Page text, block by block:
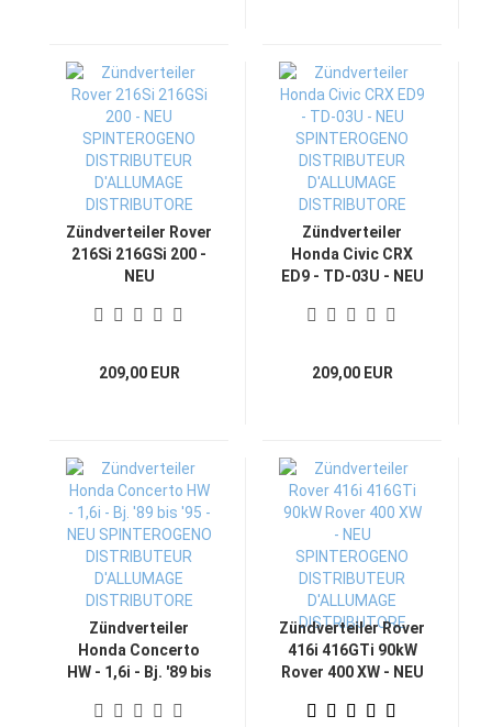
Zündverteiler Rover
216Si 216GSi 200 -
NEU
DISTRIBUTEUR
DISTRIBUTORE
209,00 EUR
Zündverteiler
Honda Civic CRX
ED9 - TD-03U - NEU
DISTRIBUTEUR
DISTRIBUTORE
209,00 EUR
Zündverteiler
Honda Concerto
HW - 1,6i - Bj. '89 bis
SPINTEROGENO
Zündverteiler Rover
416i 416GTi 90kW
Rover 400 XW - NEU
DISTRIBUTEUR